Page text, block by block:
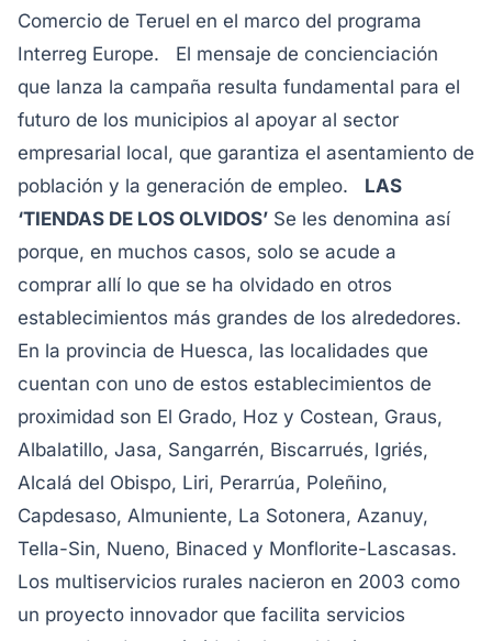
Comercio de Teruel en el marco del programa
Interreg Europe. El mensaje de concienciación
que lanza la campaña resulta fundamental para el
futuro de los municipios al apoyar al sector
empresarial local, que garantiza el asentamiento de
población y la generación de empleo. LAS
‘TIENDAS DE LOS OLVIDOS’ Se les denomina así
porque, en muchos casos, solo se acude a
comprar allí lo que se ha olvidado en otros
establecimientos más grandes de los alrededores.
En la provincia de Huesca, las localidades que
cuentan con uno de estos establecimientos de
proximidad son El Grado, Hoz y Costean, Graus,
Albalatillo, Jasa, Sangarrén, Biscarrués, Igriés,
Alcalá del Obispo, Liri, Perarrúa, Poleñino,
Capdesaso, Almuniente, La Sotonera, Azanuy,
Tella-Sin, Nueno, Binaced y Monflorite-Lascasas.
Los multiservicios rurales nacieron en 2003 como
un proyecto innovador que facilita servicios